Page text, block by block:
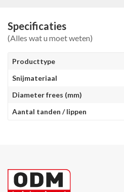
Specificaties
(Alles wat u moet weten)
Producttype
Snijmateriaal
Diameter frees (mm)
Aantal tanden / lippen